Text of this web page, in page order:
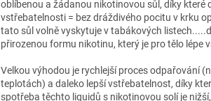
oblíbenou a žádanou nikotinovou sůl, díky které
vstřebatelnosti = bez dráždivého pocitu v krku
tato sůl volně vyskytuje v tabákových
přirozenou formu nikotinu, který je pro tělo lépe
Velkou výhodou je rychlejší proces odpařování
teplotách) a daleko lepší vstřebatelnost, díky
spotřeba těchto liquidů s nikotinovou solí je